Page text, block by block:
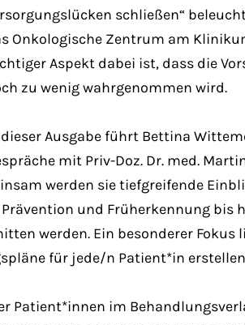
schließen“
Onkologische Zentrum am
Aspekt dabei ist, dass die
zu wenig wahrgenommen wird.
Ausgabe führt Bettina
mit Priv-Doz. Dr. med.
werden sie tiefgreifende
und Früherkennung bis
werden. Ein besonderer Fokus
für jede/n Patient*in
Patient*innen im